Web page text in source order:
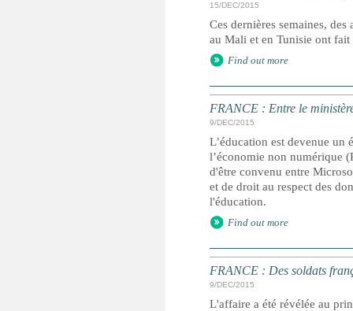
15/DEC/2015
Ces dernières semaines,
au Mali et en Tunisie ont fait
Find out more
FRANCE : Entre le
9/DEC/2015
L’éducation est devenue un
l’économie non numérique
d'être convenu entre
et de droit au respect des
l'éducation.
Find out more
FRANCE : Des soldats
9/DEC/2015
L'affaire a été révélée au